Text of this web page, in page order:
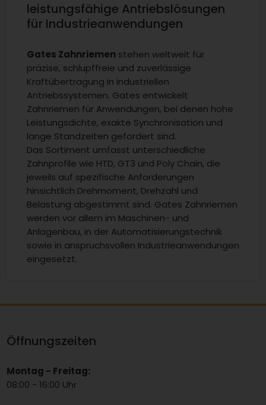
leistungsfähige Antriebslösungen
für Industrieanwendungen
Gates Zahnriemenstehen weltweit für
präzise, schlupffreie und zuverlässige
Kraftübertragung in industriellen
Antriebssystemen. Gates entwickelt
Zahnriemen für Anwendungen, bei denen hohe
Leistungsdichte, exakte Synchronisation und
lange Standzeiten gefordert sind.
Das Sortiment umfasst unterschiedliche
Zahnprofile wie HTD, GT3 und Poly Chain, die
jeweils auf spezifische Anforderungen
hinsichtlich Drehmoment, Drehzahl und
Belastung abgestimmt sind. Gates Zahnriemen
werden vor allem im Maschinen- und
Anlagenbau, in der Automatisierungstechnik
sowie in anspruchsvollen Industrieanwendungen
eingesetzt.
Öffnungszeiten
Montag - Freitag:
08:00 - 16:00 Uhr